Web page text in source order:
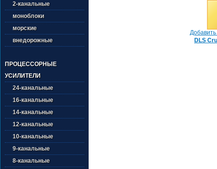
2-канальные
моноблоки
морские
внедорожные
ПРОЦЕССОРНЫЕ
УСИЛИТЕЛИ
24-канальные
16-канальные
14-канальные
12-канальные
10-канальные
9-канальные
8-канальные
DLS